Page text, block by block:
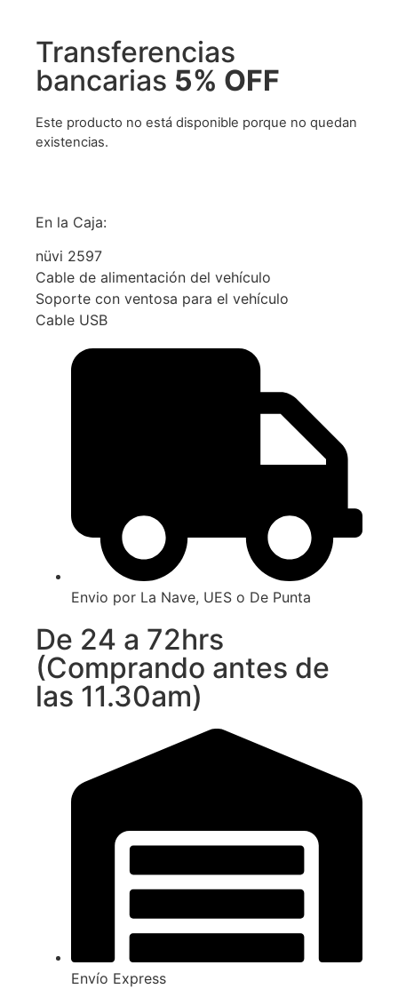
Transferencias
bancarias 5% OFF
Este producto no está disponible porque no quedan
existencias.
En la Caja:
nüvi 2597
Cable de alimentación del vehículo
Soporte con ventosa para el vehículo
Cable USB
Envio por La Nave, UES o De Punta
De 24 a 72hrs
(Comprando antes de
las 11.30am)
Envío Express